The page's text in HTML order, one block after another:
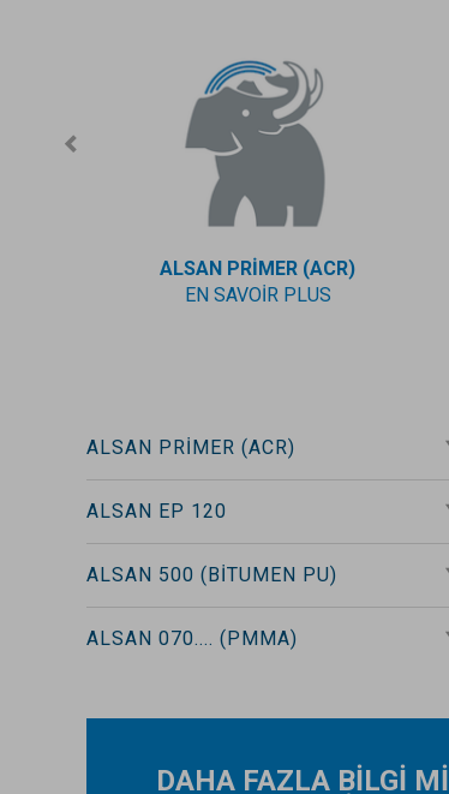
ALSAN PRIMER (ACR)
EN SAVOIR PLUS
ALSAN PRIMER (ACR)
ALSAN EP 120
ALSAN 500 (BITUMEN PU)
ALSAN 070.... (PMMA)
DAHA FAZLA BİLGİ Mİ